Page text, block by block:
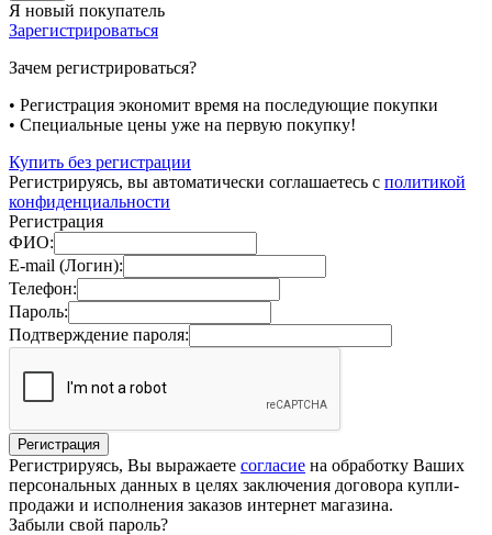
Я новый покупатель
Зарегистрироваться
Зачем регистрироваться?
• Регистрация экономит время на последующие покупки
• Специальные цены уже на первую покупку!
Купить без регистрации
Регистрируясь, вы автоматически соглашаетесь с политикой
конфиденциальности
Регистрация
ФИО:
E-mail (Логин):
Телефон:
Пароль:
Подтверждение пароля:
Регистрируясь, Вы выражаете согласие на обработку Ваших
персональных данных в целях заключения договора купли-
продажи и исполнения заказов интернет магазина.
Забыли свой пароль?